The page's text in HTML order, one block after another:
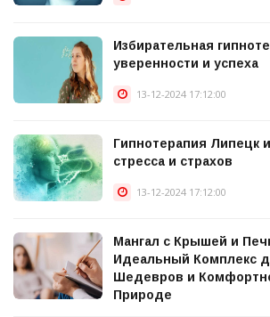
Избирательная
уверенности и успеха
13-12-2024 17:12:00
Гипнотерапия Липецк
стресса и страхов
13-12-2024 17:12:00
Мангал с Крышей и
Идеальный Комплекс
Шедевров и
Природе